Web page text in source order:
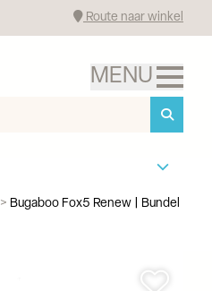
Route naar winkel
> Bugaboo Fox5 Renew | Bundel